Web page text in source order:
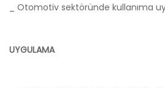
_ Otomotiv sektöründe kullanıma
UYGULAMA